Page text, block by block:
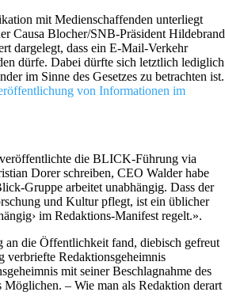
mit Medienschaffenden unterliegt
Causa Blocher/SNB-Präsident Hildebrand
dargelegt, dass ein E-Mail-Verkehr
dürfe. Dabei dürfte sich letztlich lediglich
im Sinne des Gesetzes zu betrachten ist.
von Informationen im
die BLICK-Führung via
Dorer schreiben, CEO Walder habe
Gruppe arbeitet unabhängig. Dass der
und Kultur pflegt, ist ein üblicher
im Redaktions-Manifest regelt.».
an die Öffentlichkeit fand, diebisch gefreut
verbriefte Redaktionsgeheimnis
mit seiner Beschlagnahme des
– Wie man als Redaktion derart